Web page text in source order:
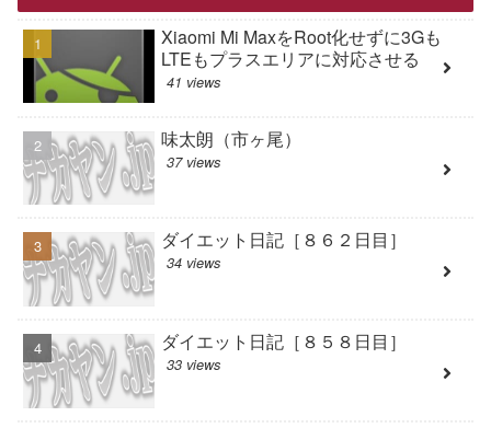
Xiaomi Mi MaxをRoot化せずに3Gも
LTEもプラスエリアに対応させる
41 views
味太朗（市ヶ尾）
37 views
ダイエット日記［８６２日目］
34 views
ダイエット日記［８５８日目］
33 views